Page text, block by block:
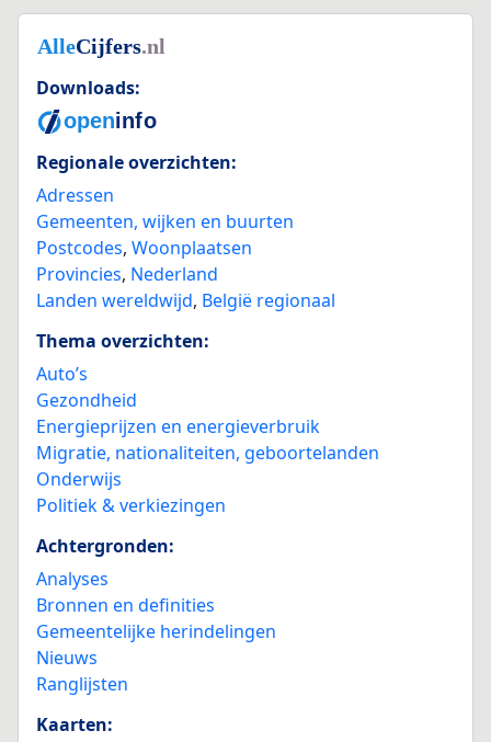
Downloads:
Regionale overzichten:
Adressen
Gemeenten, wijken en buurten
Postcodes, Woonplaatsen
Provincies, Nederland
Landen wereldwijd, België regionaal
Thema overzichten:
Auto’s
Gezondheid
Energieprijzen en energieverbruik
Migratie, nationaliteiten, geboortelanden
Onderwijs
Politiek & verkiezingen
Achtergronden:
Analyses
Bronnen en definities
Gemeentelijke herindelingen
Nieuws
Ranglijsten
Kaarten: